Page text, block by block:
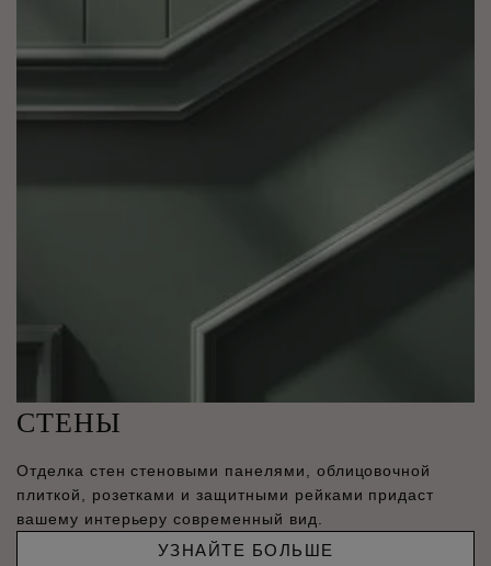
СТЕНЫ
Отделка стен стеновыми панелями, облицовочной
плиткой, розетками и защитными рейками придаст
вашему интерьеру современный вид.
УЗНАЙТЕ БОЛЬШЕ